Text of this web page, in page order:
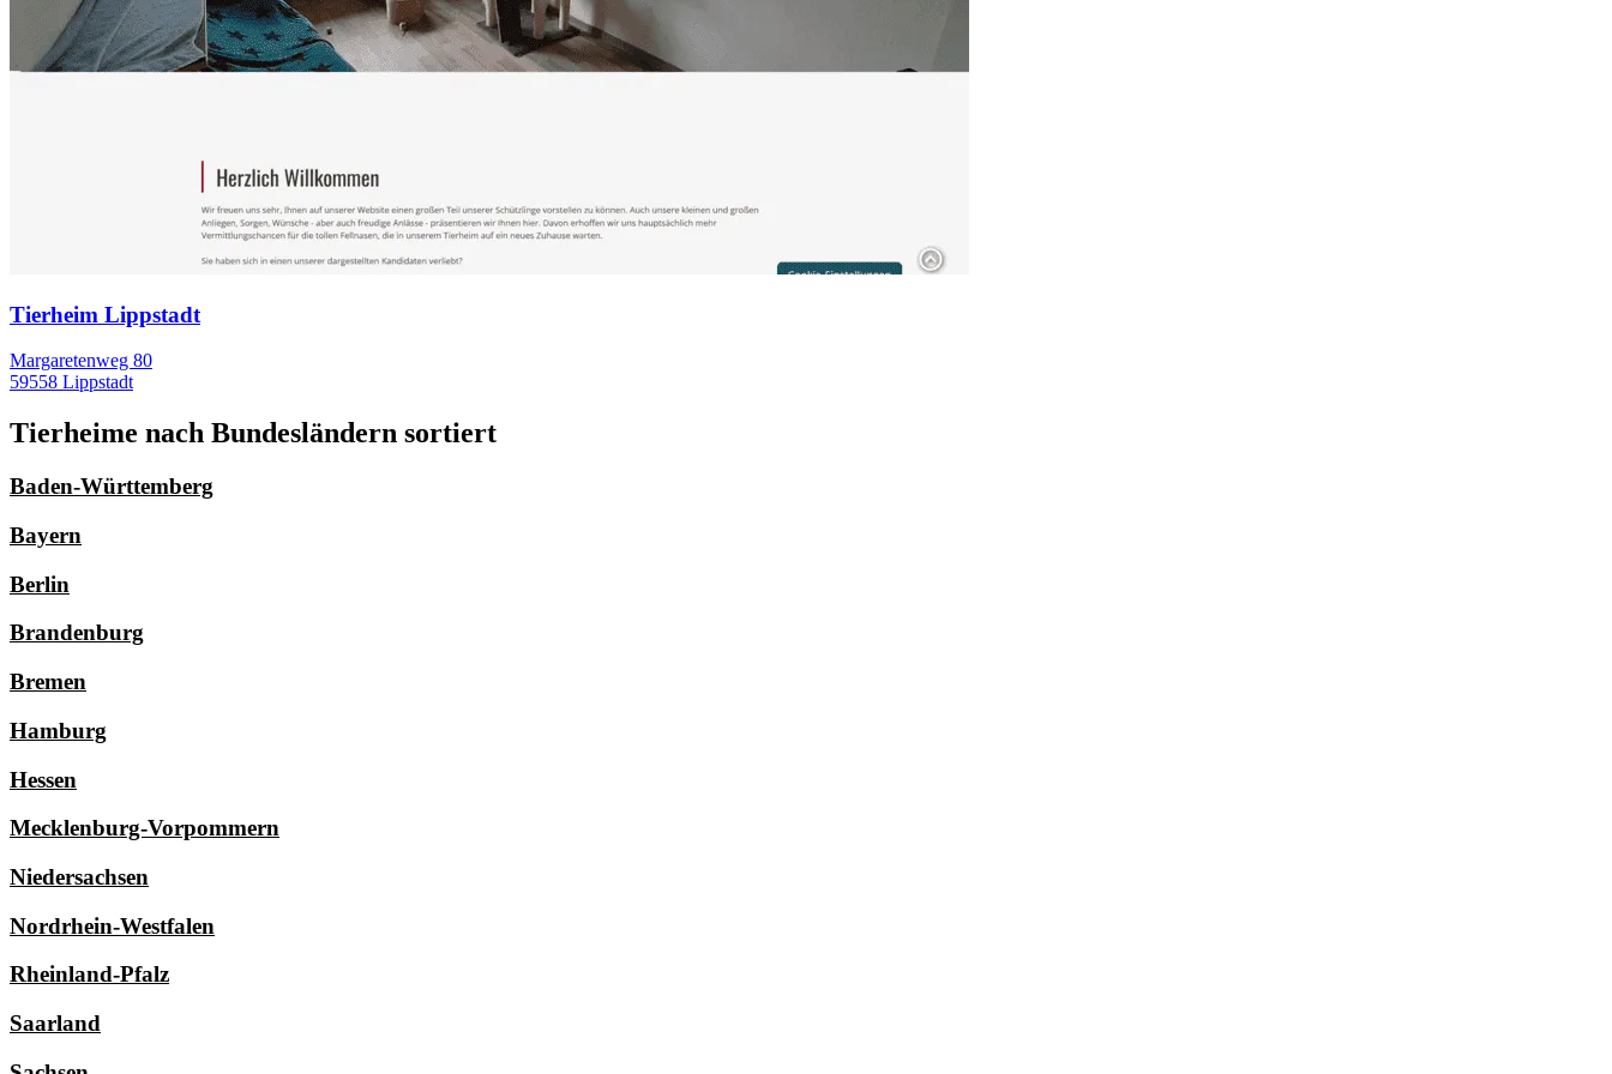
Tierheim Lippstadt
Margaretenweg 80
59558 Lippstadt
Tierheime nach Bundesländern sortiert
Baden-Württemberg
Bayern
Berlin
Brandenburg
Bremen
Hamburg
Hessen
Mecklenburg-Vorpommern
Niedersachsen
Nordrhein-Westfalen
Rheinland-Pfalz
Saarland